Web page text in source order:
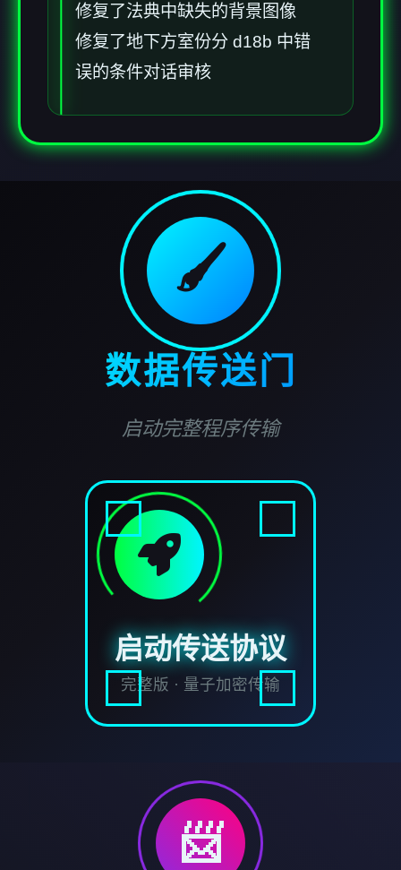
修复了法典中缺失的背景图像
修复了地下方室份分 d18b 中错
误的条件对话审核
🖌️
数据传送门
启动完整程序传输
启动传送协议
完整版 · 量子加密传输
📨